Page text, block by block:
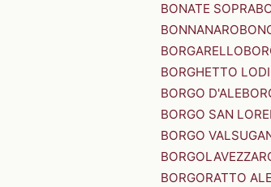
BONATE SOPRA
BONNANARO
BORGARELLO
BORGHETTO
BORGO D'ALE
BORGO SAN
BORGO
BORGORATTO